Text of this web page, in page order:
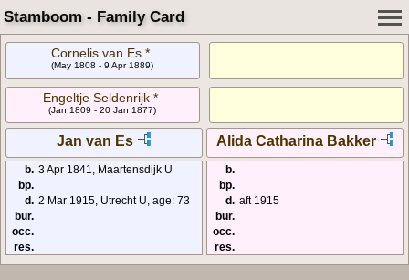
Stamboom - Family Card
Cornelis van Es *
(May 1808 - 9 Apr 1889)
Engeltje Seldenrijk *
(Jan 1809 - 20 Jan 1877)
Jan van Es Alida Catharina Bakker
b. 3 Apr 1841, Maartensdijk U
bp.
d. 2 Mar 1915, Utrecht U, age: 73
bur.
occ.
res.
b.
bp.
d. aft 1915
bur.
occ.
res.